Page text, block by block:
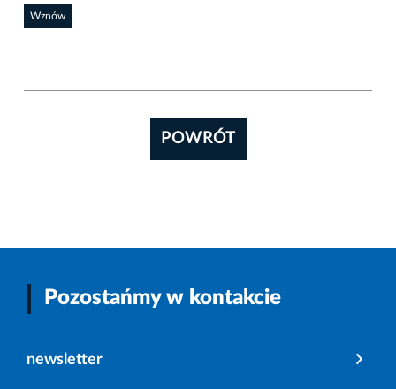
Wznów
POWRÓT
Pozostańmy w kontakcie
newsletter